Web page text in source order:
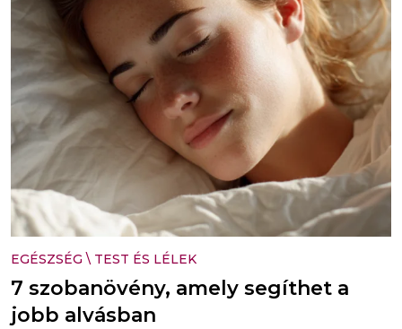
EGÉSZSÉG \ TEST ÉS LÉLEK
7 szobanövény, amely segíthet a
jobb alvásban